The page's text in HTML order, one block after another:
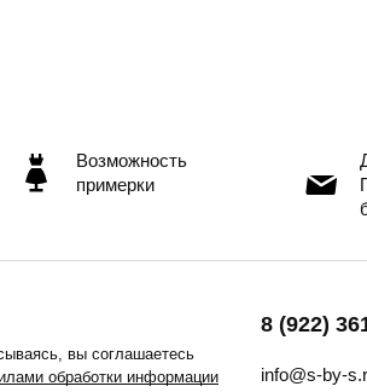
Возможность
примерки
8 (922)
info@s-by-
вы соглашаетесь
обработки информации